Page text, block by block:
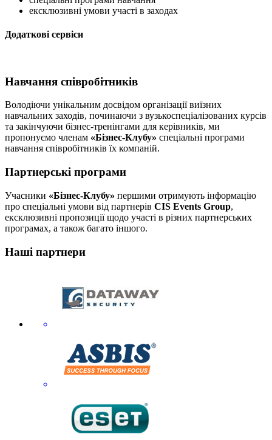
ексклюзивні умови участі в заходах
Додаткові сервіси
Навчання співробітників
Володіючи унікальним досвідом організації виїзних
навчальних заходів, починаючи з вузькоспеціалізованих курсів
та закінчуючи бізнес-тренінгами для керівників, ми
пропонуємо членам «Бізнес-Клубу» спеціальні програми
навчання співробітників їх компаній.
Партнерські програми
Учасники «Бізнес-Клубу» першими отримують інформацію
про спеціальні умови від партнерів CIS Events Group,
ексклюзивні пропозиції щодо участі в різних партнерських
програмах, а також багато іншого.
Наші партнери